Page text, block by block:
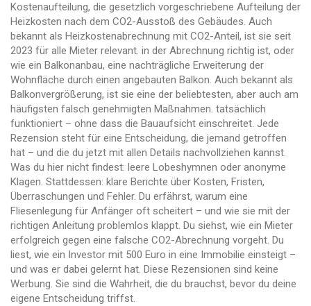
Kostenaufteilung, die gesetzlich vorgeschriebene Aufteilung der
Heizkosten nach dem CO2-Ausstoß des Gebäudes. Auch
bekannt als Heizkostenabrechnung mit CO2-Anteil, ist sie seit
2023 für alle Mieter relevant. in der Abrechnung richtig ist, oder
wie ein Balkonanbau, eine nachträgliche Erweiterung der
Wohnfläche durch einen angebauten Balkon. Auch bekannt als
Balkonvergrößerung, ist sie eine der beliebtesten, aber auch am
häufigsten falsch genehmigten Maßnahmen. tatsächlich
funktioniert – ohne dass die Bauaufsicht einschreitet. Jede
Rezension steht für eine Entscheidung, die jemand getroffen
hat – und die du jetzt mit allen Details nachvollziehen kannst.
Was du hier nicht findest: leere Lobeshymnen oder anonyme
Klagen. Stattdessen: klare Berichte über Kosten, Fristen,
Überraschungen und Fehler. Du erfährst, warum eine
Fliesenlegung für Anfänger oft scheitert – und wie sie mit der
richtigen Anleitung problemlos klappt. Du siehst, wie ein Mieter
erfolgreich gegen eine falsche CO2-Abrechnung vorgeht. Du
liest, wie ein Investor mit 500 Euro in eine Immobilie einsteigt –
und was er dabei gelernt hat. Diese Rezensionen sind keine
Werbung. Sie sind die Wahrheit, die du brauchst, bevor du deine
eigene Entscheidung triffst.